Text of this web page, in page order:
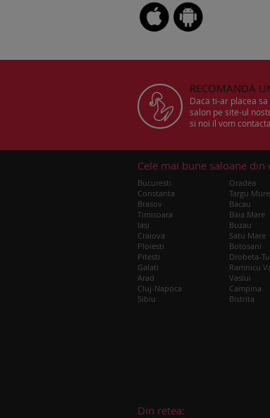
RECOMANDA
Daca ti-ar placea
salon pe site-ul
si noi il vom
Cele mai bune saloane din
Bucuresti
Constanta
Brasov
Timisoara
Iasi
Craiova
Ploiesti
Pitesti
Galati
Arad
Cluj-Napoca
Sibiu
Oradea
Targu
Bacau
Baia Mare
Buzau
Satu Mare
Botosani
Drobeta-
Ramnicu
Vaslui
Campina
Bistrita
Din retea: